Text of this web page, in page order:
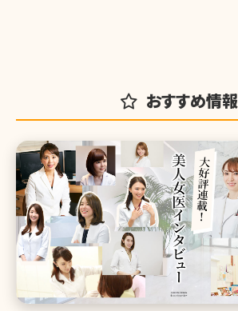
おすすめ情報